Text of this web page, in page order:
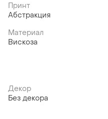
Принт
Абстракция
Материал
Вискоза
Декор
Без декора